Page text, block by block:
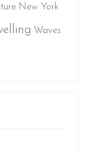
New York
Waves